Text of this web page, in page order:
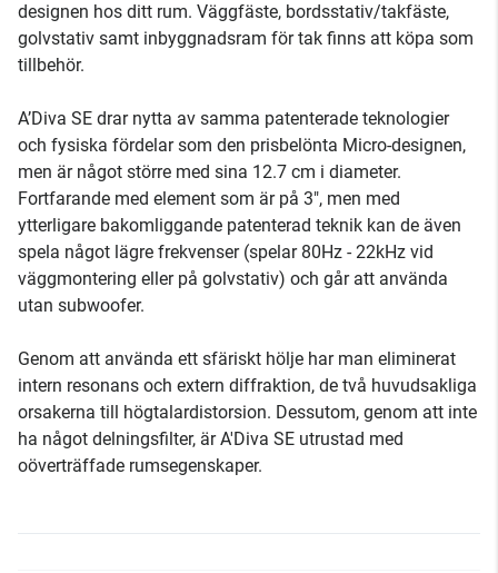
designen hos ditt rum. Väggfäste, bordsstativ/takfäste,
golvstativ samt inbyggnadsram för tak finns att köpa som
tillbehör.
A’Diva SE drar nytta av samma patenterade teknologier
och fysiska fördelar som den prisbelönta Micro-designen,
men är något större med sina 12.7 cm i diameter.
Fortfarande med element som är på 3", men med
ytterligare bakomliggande patenterad teknik kan de även
spela något lägre frekvenser (spelar 80Hz - 22kHz vid
väggmontering eller på golvstativ) och går att använda
utan subwoofer.
Genom att använda ett sfäriskt hölje har man eliminerat
intern resonans och extern diffraktion, de två huvudsakliga
orsakerna till högtalardistorsion. Dessutom, genom att inte
ha något delningsfilter, är A'Diva SE utrustad med
oöverträffade rumsegenskaper.